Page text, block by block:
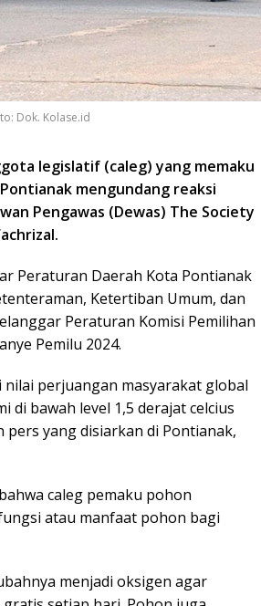
Dok. Kolase.id
legislatif (caleg) yang memaku
mengundang reaksi
Pengawas (Dewas) The Society
Peraturan Daerah Kota Pontianak
Ketertiban Umum, dan
Peraturan Komisi Pemilihan
Pemilu 2024.
perjuangan masyarakat global
bawah level 1,5 derajat celcius
pers yang disiarkan di Pontianak,
caleg pemaku pohon
atau manfaat pohon bagi
menjadi oksigen agar